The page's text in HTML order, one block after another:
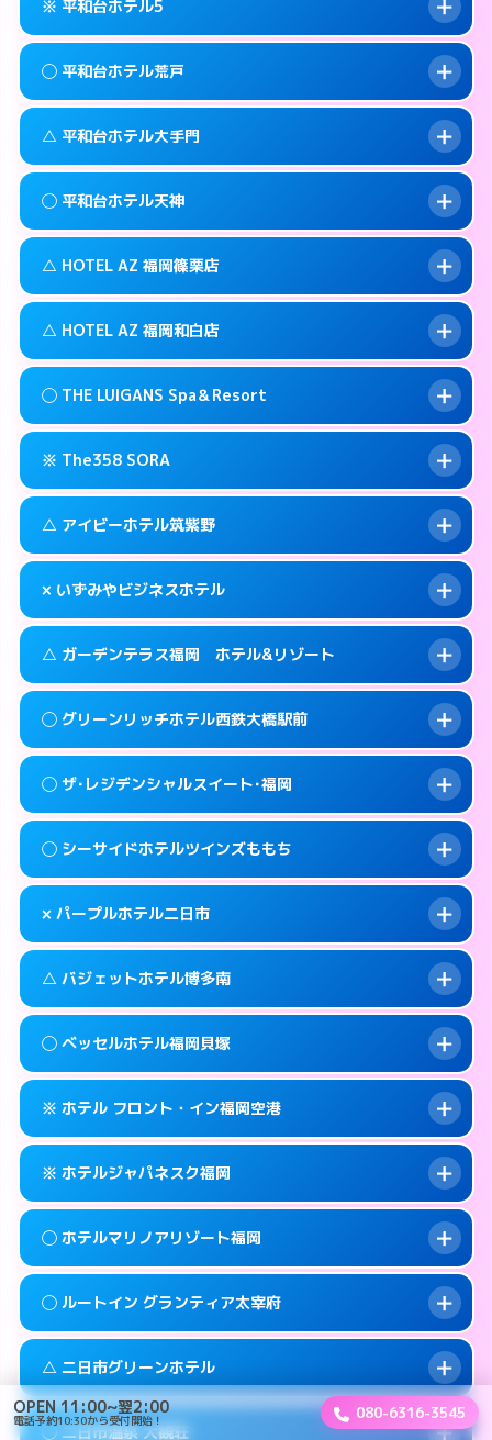
map
info このホテルの詳細ページを見る →
待ち合わせ。
info このホテルの詳細ページを見る →
案内方法: 女性が直接お部屋まで伺います。
smartphone 092-524-2121
map 福岡市中央区高砂1-1-18
info このホテルの詳細ページを見る →
※ 平和台ホテル5
案内方法: カードキーにつきホテルの入り口で
待ち合わせ。
info このホテルの詳細ページを見る →
◯ 平和台ホテル荒戸
案内方法: 女性が直接お部屋まで伺います。
smartphone 092-761-1361
map 福岡市中央区荒戸1-5-27
info このホテルの詳細ページを見る →
△ 平和台ホテル大手門
案内方法: 状況により派遣できません。
smartphone 092-741-4422
map 福岡市中央区大手門1-5-4
info このホテルの詳細ページを見る →
◯ 平和台ホテル天神
案内方法: 女性が直接お部屋まで伺います。
smartphone 092-737-1000
map 福岡市中央区舞鶴1-5-6
info このホテルの詳細ページを見る →
△ HOTEL AZ 福岡篠栗店
案内方法:状況により派遣できません。
smartphone 092-947-3310
map 糟屋郡篠栗町大字乙犬985-1
info このホテルの詳細ページを見る →
△ HOTEL AZ 福岡和白店
案内方法:状況により派遣できません。
smartphone 092-605-3301
map 福岡市東区和白丘2-3-1
info このホテルの詳細ページを見る →
◯ THE LUIGANS Spa＆Resort
案内方法: 女性が直接お部屋まで伺います。
smartphone 092-603-2525
map 福岡市東区西戸崎18-25
info このホテルの詳細ページを見る →
※ The358 SORA
案内方法:24:00以降はホテルの入り口で待ち
合わせ。
info このホテルの詳細ページを見る →
△ アイビーホテル筑紫野
案内方法:状況により派遣できません。
smartphone 092-920-2130
map 筑紫野市湯町1-14-3
info このホテルの詳細ページを見る →
× いずみやビジネスホテル
案内方法:
派遣できません。
smartphone 070-9034-6635
map 福岡市西区姪の浜4-15-9
info このホテルの詳細ページを見る →
△ ガーデンテラス福岡 ホテル&リゾート
案内方法: 状況により派遣できません。
smartphone 092-881-0067
map 福岡市西区小戸2-3-55
info このホテルの詳細ページを見る →
◯ グリーンリッチホテル西鉄大橋駅前
案内方法: 女性が直接お部屋まで伺います。
smartphone 092-552-4400
map 福岡市南区大橋1-7-15
info このホテルの詳細ページを見る →
◯ ザ･レジデンシャルスイート･福岡
案内方法:女性が直接お部屋まで伺います。
smartphone 092-846-8585
map 福岡市早良区百道浜1-3-70
info このホテルの詳細ページを見る →
◯ シーサイドホテルツインズももち
案内方法:
女性が直接お部屋まで伺います。
smartphone 092-822-5001
map 福岡市早良区百道浜1-7-4
info このホテルの詳細ページを見る →
× パープルホテル二日市
案内方法: 派遣できません。
smartphone 092-922-2131
map 筑紫野市湯町2-5-6
info このホテルの詳細ページを見る →
△ バジェットホテル博多南
案内方法:
状況により派遣できません。
smartphone 092-592-0033
map 春日市上白水8-152
info このホテルの詳細ページを見る →
◯ ベッセルホテル福岡貝塚
案内方法: 女性が直接お部屋まで伺います。
smartphone 092-642-0101
map 福岡市東区箱崎7-10-65
info このホテルの詳細ページを見る →
※ ホテル フロント・イン福岡空港
案内方法: カードキーにつきホテルの入り口で
待ち合わせ。
info このホテルの詳細ページを見る →
※ ホテルジャパネスク福岡
案内方法:
カードキーにつきホテルの入り口で
待ち合わせ。
map 福岡市東区箱崎6-18−12
info このホテルの詳細ページを見る →
◯ ホテルマリノアリゾート福岡
案内方法:
女性が直接お部屋まで伺います。
smartphone 092-895-5511
map 福岡市西区小戸2-12-43
◯ ルートイン グランティア太宰府
交通費:3,000円
案内方法:女性が直接お部屋まで伺います。
△ 二日市グリーンホテル
◯ 二日市温泉 大観荘
OPEN 11:00~翌2:00
電話予約10:30から受付開始！ 080-6316-3545